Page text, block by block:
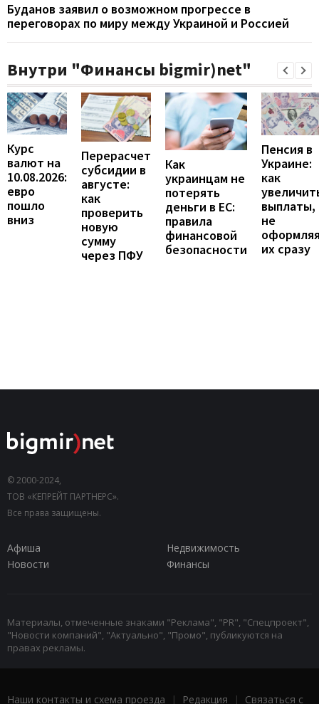
Буданов заявил о возможном прогрессе в
переговорах по миру между Украиной и Россией
Внутри "Финансы bigmir)net"
Курс
валют на
10.08.2026:
евро
пошло
вниз
Перерасчет
субсидии в
августе:
как
проверить
новую
сумму
через ПФУ
Как
украинцам не
потерять
деньги в ЕС:
правила
финансовой
безопасности
Пенсия в
Украине:
как
выплаты,
не
их сразу
© 2000-2024,
ТОВ «КЕПРЕЙТ ПАРТНЕРС».
Все права защищены.
Афиша
Недвижимость
Новости
Финансы
Материалы, отмеченные знаками "Реклама", "PR", "Спецпроект",
"Новости компаний", "Актуально", "Промо", публикуются на
правах рекламы.
Наши контакты и схема проезда | Редакция | Связаться с